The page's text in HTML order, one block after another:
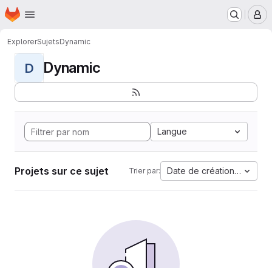
Passer au contenu principal
Page d'accueil
ExplorerSujetsDynamic
D Dynamic
Langue
Projets sur ce sujet Trier par: Date de création la plus